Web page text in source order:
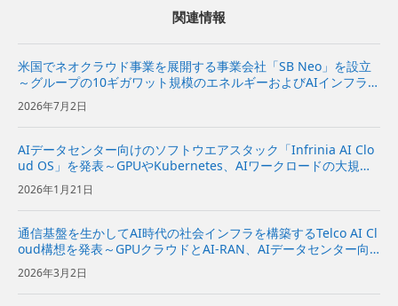
関連情報
米国でネオクラウド事業を展開する事業会社「SB Neo」を設立
～グループの10ギガワット規模のエネルギーおよびAIインフラを
基に、米国の企業向けにネオクラウドサービスを提供～
2026年7月2日
AIデータセンター向けのソフトウエアスタック「Infrinia AI Clo
ud OS」を発表～GPUやKubernetes、AIワークロードの大規模
な管理が可能～
2026年1月21日
通信基盤を生かしてAI時代の社会インフラを構築するTelco AI Cl
oud構想を発表～GPUクラウドとAI-RAN、AIデータセンター向
けソフトウエアを統合し、AIインフラプロバイダーを目指す～
2026年3月2日